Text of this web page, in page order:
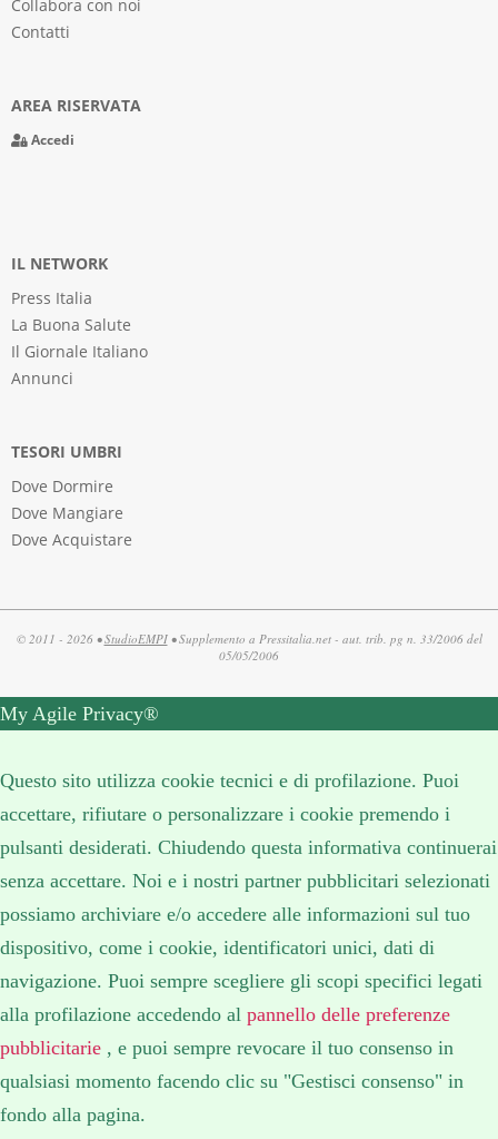
Collabora con noi
Contatti
AREA RISERVATA
Accedi
IL NETWORK
Press Italia
La Buona Salute
Il Giornale Italiano
Annunci
TESORI UMBRI
Dove Dormire
Dove Mangiare
Dove Acquistare
© 2011 - 2026 •StudioEMPI• Supplemento a Pressitalia.net - aut. trib. pg n. 33/2006 del
05/05/2006
My Agile Privacy®
Questo sito utilizza cookie tecnici e di profilazione. Puoi
accettare, rifiutare o personalizzare i cookie premendo i
pulsanti desiderati. Chiudendo questa informativa continuerai
senza accettare. Noi e i nostri partner pubblicitari selezionati
possiamo archiviare e/o accedere alle informazioni sul tuo
dispositivo, come i cookie, identificatori unici, dati di
navigazione. Puoi sempre scegliere gli scopi specifici legati
alla profilazione accedendo al pannello delle preferenze
pubblicitarie , e puoi sempre revocare il tuo consenso in
qualsiasi momento facendo clic su "Gestisci consenso" in
fondo alla pagina.